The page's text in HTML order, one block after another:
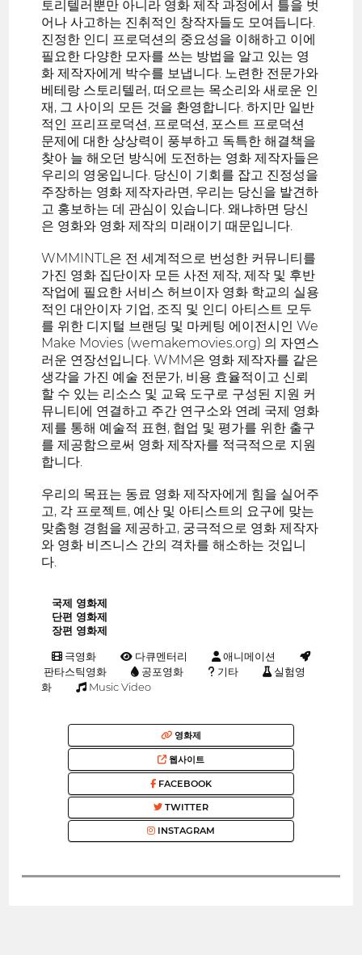
토리텔러뿐만 아니라 영화 제작 과정에서 틀을 벗
어나 사고하는 진취적인 창작자들도 모여듭니다.
진정한 인디 프로덕션의 중요성을 이해하고 이에
필요한 다양한 모자를 쓰는 방법을 알고 있는 영
화 제작자에게 박수를 보냅니다. 노련한 전문가와
베테랑 스토리텔러, 떠오르는 목소리와 새로운 인
재, 그 사이의 모든 것을 환영합니다. 하지만 일반
적인 프리프로덕션, 프로덕션, 포스트 프로덕션
문제에 대한 상상력이 풍부하고 독특한 해결책을
찾아 늘 해오던 방식에 도전하는 영화 제작자들은
우리의 영웅입니다. 당신이 기회를 잡고 진정성을
주장하는 영화 제작자라면, 우리는 당신을 발견하
고 홍보하는 데 관심이 있습니다. 왜냐하면 당신
은 영화와 영화 제작의 미래이기 때문입니다.
WMMINTL은 전 세계적으로 번성한 커뮤니티를
가진 영화 집단이자 모든 사전 제작, 제작 및 후반
작업에 필요한 서비스 허브이자 영화 학교의 실용
적인 대안이자 기업, 조직 및 인디 아티스트 모두
를 위한 디지털 브랜딩 및 마케팅 에이전시인 We
Make Movies (wemakemovies.org) 의 자연스
러운 연장선입니다. WMM은 영화 제작자를 같은
생각을 가진 예술 전문가, 비용 효율적이고 신뢰
할 수 있는 리소스 및 교육 도구로 구성된 지원 커
뮤니티에 연결하고 주간 연구소와 연례 국제 영화
제를 통해 예술적 표현, 협업 및 평가를 위한 출구
를 제공함으로써 영화 제작자를 적극적으로 지원
합니다.
우리의 목표는 동료 영화 제작자에게 힘을 실어주
고, 각 프로젝트, 예산 및 아티스트의 요구에 맞는
맞춤형 경험을 제공하고, 궁극적으로 영화 제작자
와 영화 비즈니스 간의 격차를 해소하는 것입니
다.
국제 영화제
단편 영화제
장편 영화제
극영화 다큐멘터리
애니메이션
판타스틱영화
공포영화 기타
실험영
화
Music Video
영화제
웹사이트
FACEBOOK
TWITTER
INSTAGRAM